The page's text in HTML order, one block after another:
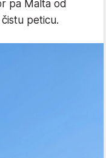
pa Malta od
peticu.